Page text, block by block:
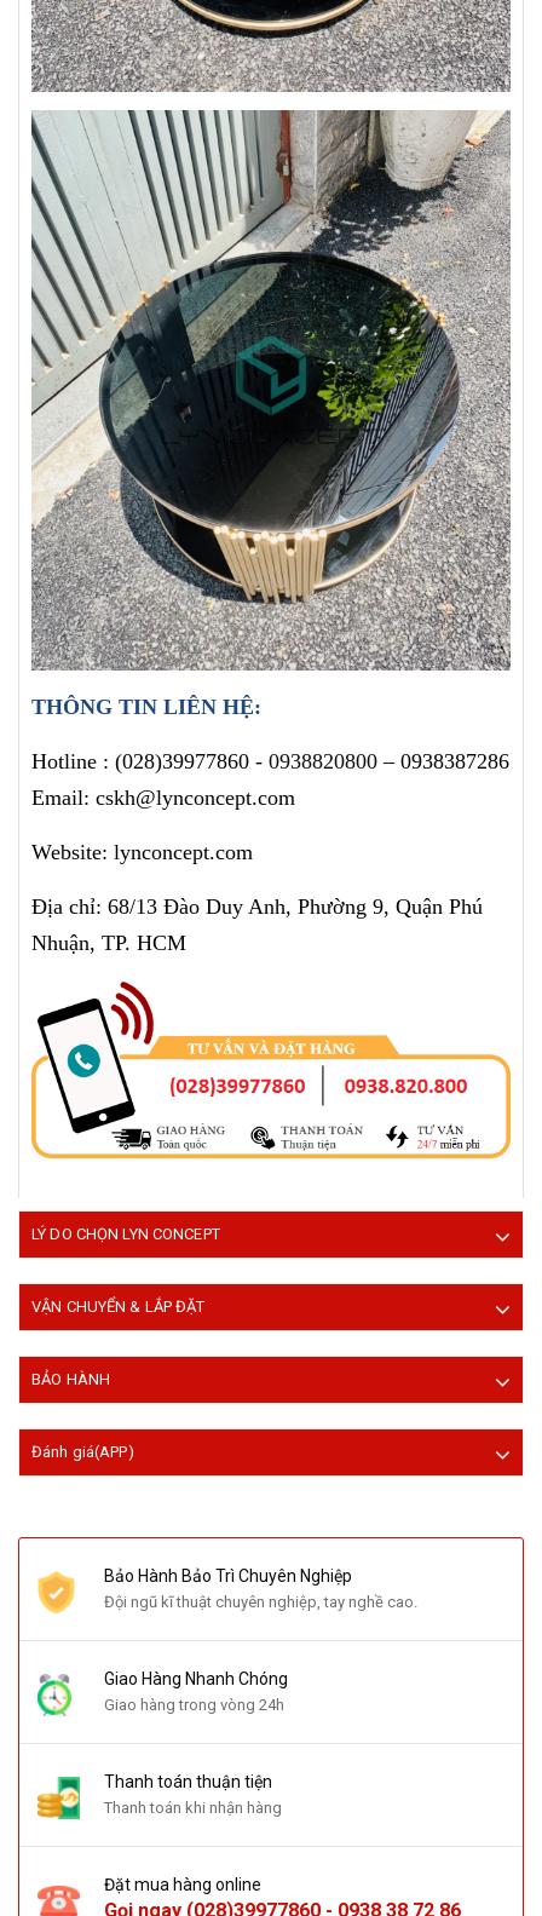
THÔNG TIN LIÊN HỆ:
Hotline : (028)39977860 - 0938820800 – 0938387286
Email: cskh@lynconcept.com
Website: lynconcept.com
Địa chỉ: 68/13 Đào Duy Anh, Phường 9, Quận Phú
Nhuận, TP. HCM
LÝ DO CHỌN LYN CONCEPT
VẬN CHUYỂN & LẮP ĐẶT
BẢO HÀNH
Đánh giá(APP)
Bảo Hành Bảo Trì Chuyên Nghiệp
Đội ngũ kĩ thuật chuyên nghiệp, tay nghề cao.
Giao Hàng Nhanh Chóng
Giao hàng trong vòng 24h
Thanh toán thuận tiện
Thanh toán khi nhận hàng
Đặt mua hàng online
Gọi ngay (028)39977860 - 0938 38 72 86